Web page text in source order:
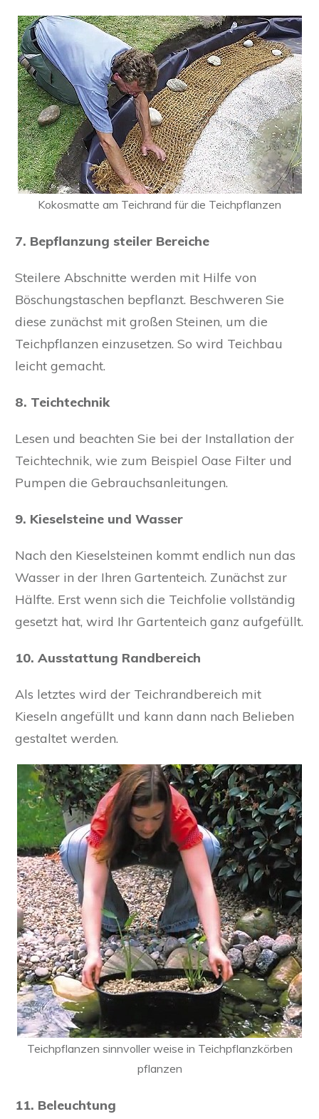
Kokosmatte am Teichrand für die Teichpflanzen
7. Bepflanzung steiler Bereiche
Steilere Abschnitte werden mit Hilfe von
Böschungstaschen bepflanzt. Beschweren Sie
diese zunächst mit großen Steinen, um die
Teichpflanzen einzusetzen. So wird Teichbau
leicht gemacht.
8. Teichtechnik
Lesen und beachten Sie bei der Installation der
Teichtechnik, wie zum Beispiel Oase Filter und
Pumpen die Gebrauchsanleitungen.
9. Kieselsteine und Wasser
Nach den Kieselsteinen kommt endlich nun das
Wasser in der Ihren Gartenteich. Zunächst zur
Hälfte. Erst wenn sich die Teichfolie vollständig
gesetzt hat, wird Ihr Gartenteich ganz aufgefüllt.
10. Ausstattung Randbereich
Als letztes wird der Teichrandbereich mit
Kieseln angefüllt und kann dann nach Belieben
gestaltet werden.
Teichpflanzen sinnvoller weise in Teichpflanzkörben
pflanzen
11. Beleuchtung